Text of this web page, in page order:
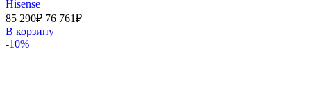
Hisense
85 290₽ 76 761₽
В корзину
-10%